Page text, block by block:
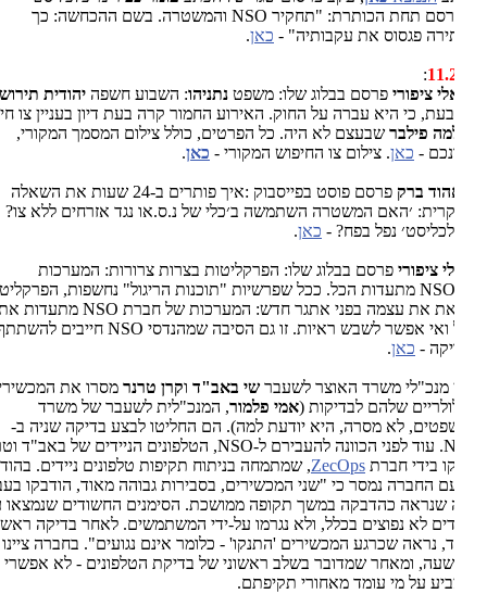
שפורסם תחת הכותרת: "תחקיר NSO והמשטרה. בשם ההכחשה: כך
פגסוס את עקבותיה" -כאן.
ציפוריפרסם בבלוג שלו: משפטנתניהו: השבוע חשפהיהודית תירוש,
כי היא עברה על החוק. האירוע החמור קרה בעת דיון בעניין צו חיפוש
פילברשבעצם לא היה. כל הפרטים, כולל צילום המסמך המקורי,
-כאן. צילום צו החיפוש המקורי -כאן.
ברק
פרסם פוסט בפייסבוק :איך פותרים ב-24 שעות את השאלה
׳האם המשטרה השתמשה ב׳כלי של נ.ס.או נגד אזרחים ללא צו? או
נפל בפח?
-כאן.
ציפוריפרסם בבלוג שלו: הפרקליטות בצרות צרורות: המערכות
מתעדות הכל. ככל שפרשיות "תוכנות הריגול" נחשפות, הפרקליטות
את עצמה בפני אתגר חדש: המערכות של חברתNSOמתעדות את
ואי אפשר לשבש ראיות. זו גם הסיבה שמהנדסיNSOחייבים להשתתף
-כאן.
מנכ"לי משרד האוצר לשעברשי באב"דוקרן טרנר מסרו את המכשירים
שלהם לבדיקות (אמי פלמור, המנכ"לית לשעבר של משרד
לא מסרה, היא יודעת למה). הם החליטו לבצע בדיקה שניה ב-
NSO. עוד לפני הכוונה להעבירם ל-NSO, הטלפונים הניידים של באב"ד וטרנר
בידי חברתZecOps, שמתמחה בניתוח תקיפות טלפונים ניידים. בהודעה
החברה נמסר כי "שני המכשירים, בסבירות גבוהה מאוד, הודבקו בעבר
שנראה כהדבקה במשך תקופה ממושכת. הסימנים החשודים שנמצאו על
לא נפוצים בכלל, ולא נגרמו על-ידי המשתמשים. לאחר בדיקה ראשונית
נראה שכרגע המכשירים 'התנקו' - כלומר אינם נגועים". בחברה ציינו כי
שעה, ומאחר שמדובר בשלב ראשוני של בדיקת הטלפונים - לא אפשרי
על מי עומד מאחורי תקיפתם.